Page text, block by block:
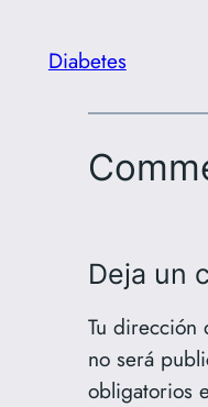
Diabetes
Deja un
Tu dirección
no será
obligatorios